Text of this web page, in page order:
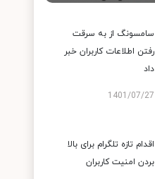
سامسونگ از به سرقت
رفتن اطلاعات کاربران خبر
داد
1401/07/27
اقدام تازه تلگرام برای بالا
بردن امنیت کاربران